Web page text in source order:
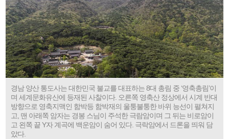
경남 양산 통도사는 대한민국 불교를 대표하는 8대 총림 중 ‘영축총림’이
며 세계문화유산에 등재된 사찰이다. 오른쪽 영축산 정상에서 시계 반대
방향으로 영축지맥인 함박등 함박재의 울퉁불퉁한 바위 능선이 펼쳐지
고, 맨 아래쪽 암자는 경봉 스님이 주석한 극람암이며 그 뒤는 비로암이
고 왼쪽 끝 Y자 계곡에 백운암이 숨어 있다. 극락암에서 드론을 띄워 담
았다.